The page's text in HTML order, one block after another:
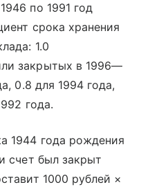
по 1991 год
срока хранения
1.0
закрытых в 1996—
0.8 для 1994 года,
года.
1944 года рождения
счет был закрыт
1000 рублей ×